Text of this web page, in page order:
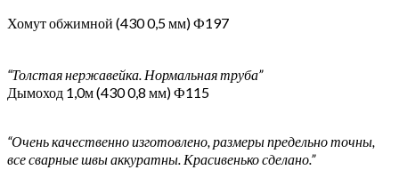
Хомут обжимной (430 0,5 мм) Ф197
“Толстая нержавейка. Нормальная труба”
Дымоход 1,0м (430 0,8 мм) Ф115
“Очень качественно изготовлено, размеры предельно точны,
все сварные швы аккуратны. Красивенько сделано.”